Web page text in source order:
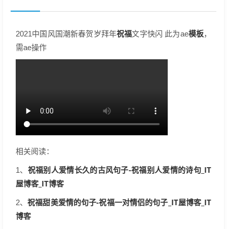
2021中国风国潮新春贺岁拜年祝福文字快闪 此为ae模板，
需ae操作
相关阅读：
1、 祝福别人爱情长久的古风句子-祝福别人爱情的诗句_IT
屋博客_IT博客
2、祝福甜美爱情的句子-祝福一对情侣的句子_IT屋博客_IT
博客